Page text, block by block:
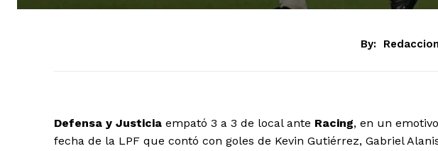
By: Redaccion
Defensa y Justicia empató 3 a 3 de local ante Racing, en un
fecha de la LPF que contó con goles de Kevin Gutiérrez, Gabriel